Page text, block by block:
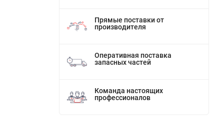
Прямые поставки от
производителя
Оперативная поставка
запасных частей
Команда настоящих
профессионалов